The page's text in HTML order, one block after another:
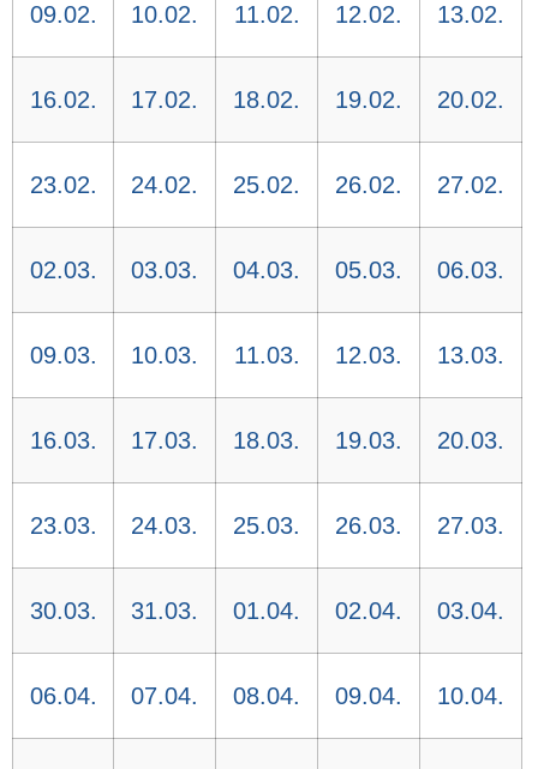
09.02. 10.02. 11.02. 12.02. 13.02.
16.02. 17.02. 18.02. 19.02. 20.02.
23.02. 24.02. 25.02. 26.02. 27.02.
02.03. 03.03. 04.03. 05.03. 06.03.
09.03. 10.03. 11.03. 12.03. 13.03.
16.03. 17.03. 18.03. 19.03. 20.03.
23.03. 24.03. 25.03. 26.03. 27.03.
30.03. 31.03. 01.04. 02.04. 03.04.
06.04. 07.04. 08.04. 09.04. 10.04.